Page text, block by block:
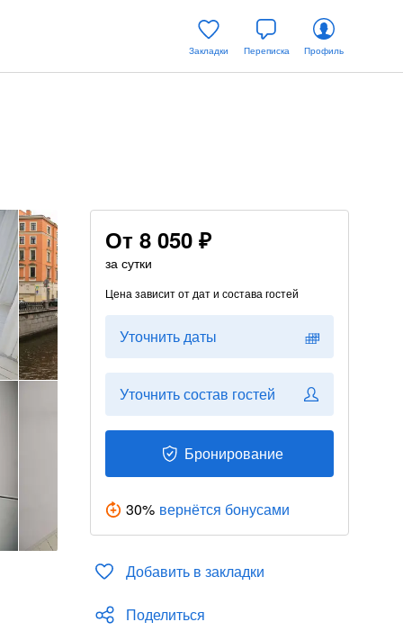
Закладки Переписка Профиль
От 8 050 ₽
за сутки
Цена зависит от дат и состава гостей
Уточнить даты
Уточнить состав гостей
Бронирование
30% вернётся бонусами
Добавить в закладки
Поделиться